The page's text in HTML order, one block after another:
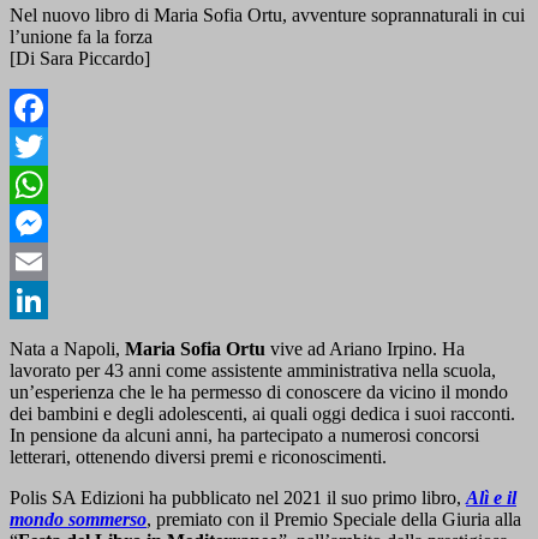
Nel nuovo libro di Maria Sofia Ortu, avventure soprannaturali in cui
l’unione fa la forza
[Di Sara Piccardo]
Facebook
Twitter
WhatsApp
Messenger
Email
LinkedIn
Nata a Napoli, Maria Sofia Ortu vive ad Ariano Irpino. Ha
lavorato per 43 anni come assistente amministrativa nella scuola,
un’esperienza che le ha permesso di conoscere da vicino il mondo
dei bambini e degli adolescenti, ai quali oggi dedica i suoi racconti.
In pensione da alcuni anni, ha partecipato a numerosi concorsi
letterari, ottenendo diversi premi e riconoscimenti.
Polis SA Edizioni ha pubblicato nel 2021 il suo primo libro, Alì e il
mondo sommerso, premiato con il Premio Speciale della Giuria alla